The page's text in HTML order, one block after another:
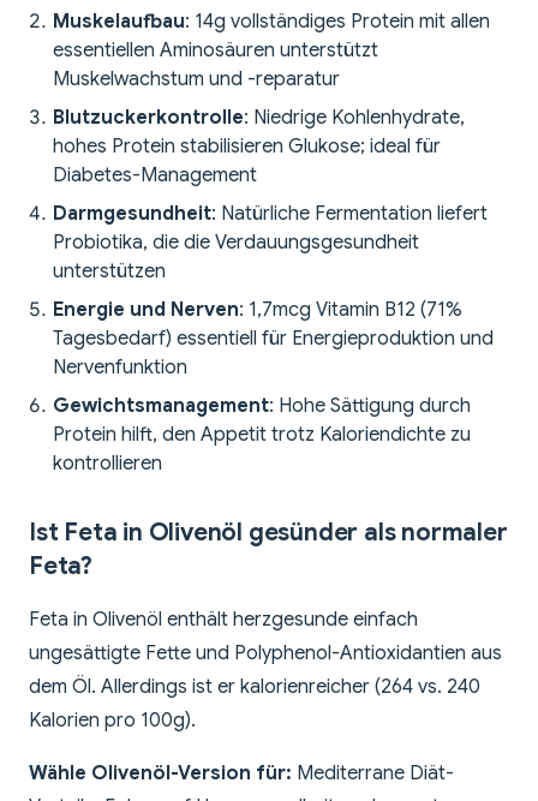
Muskelaufbau: 14g vollständiges Protein mit allen
essentiellen Aminosäuren unterstützt
Muskelwachstum und -reparatur
Blutzuckerkontrolle: Niedrige Kohlenhydrate,
hohes Protein stabilisieren Glukose; ideal für
Diabetes-Management
Darmgesundheit: Natürliche Fermentation liefert
Probiotika, die die Verdauungsgesundheit
unterstützen
Energie und Nerven: 1,7mcg Vitamin B12 (71%
Tagesbedarf) essentiell für Energieproduktion und
Nervenfunktion
Gewichtsmanagement: Hohe Sättigung durch
Protein hilft, den Appetit trotz Kaloriendichte zu
kontrollieren
Ist Feta in Olivenöl gesünder als normaler
Feta?
Feta in Olivenöl enthält herzgesunde einfach
ungesättigte Fette und Polyphenol-Antioxidantien aus
dem Öl. Allerdings ist er kalorienreicher (264 vs. 240
Kalorien pro 100g).
Wähle Olivenöl-Version für: Mediterrane Diät-